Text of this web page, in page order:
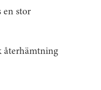
en stor
återhämtning